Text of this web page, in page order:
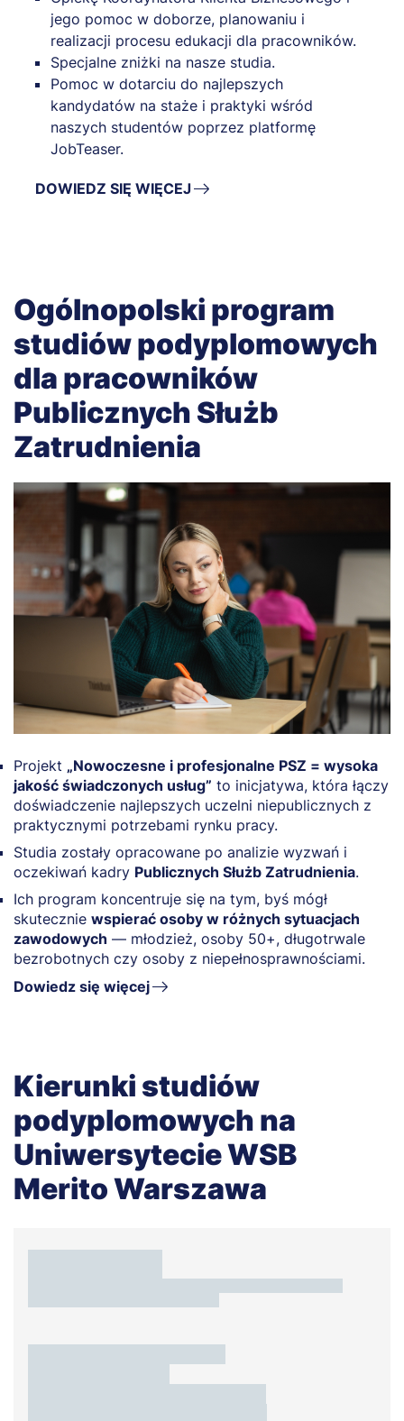
jego pomoc w doborze, planowaniu i
realizacji procesu edukacji dla pracowników.
Specjalne zniżki na nasze studia.
Pomoc w dotarciu do najlepszych
kandydatów na staże i praktyki wśród
naszych studentów poprzez platformę
JobTeaser.
DOWIEDZ SIĘ WIĘCEJ
Ogólnopolski program
studiów podyplomowych
dla pracowników
Publicznych Służb
Zatrudnienia
Projekt „Nowoczesne i profesjonalne PSZ = wysoka
jakość świadczonych usług” to inicjatywa, która łączy
doświadczenie najlepszych uczelni niepublicznych z
praktycznymi potrzebami rynku pracy.
Studia zostały opracowane po analizie wyzwań i
oczekiwań kadry Publicznych Służb Zatrudnienia.
Ich program koncentruje się na tym, byś mógł
skutecznie wspierać osoby w różnych sytuacjach
zawodowych — młodzież, osoby 50+, długotrwale
bezrobotnych czy osoby z niepełnosprawnościami.
Dowiedz się więcej
Kierunki studiów
podyplomowych na
Uniwersytecie WSB
Merito Warszawa